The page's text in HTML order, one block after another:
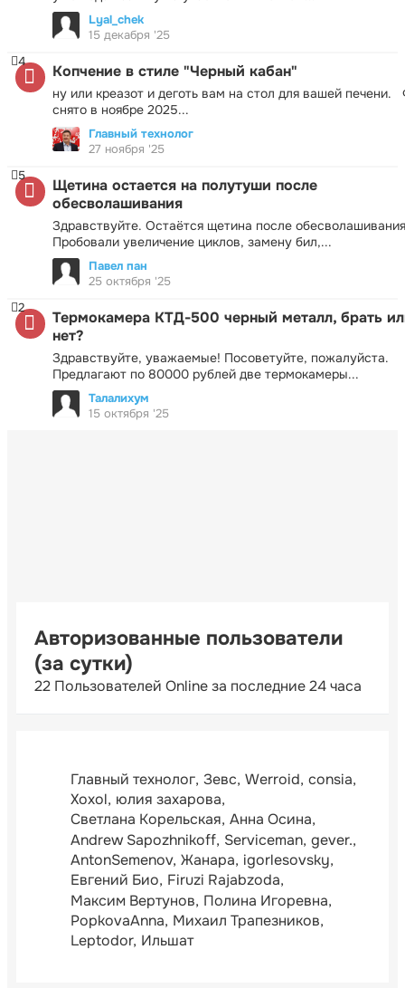
Lyal_chek
15 декабря '25
Копчение в стиле "Черный кабан"
ну или креазот и деготь вам на стол для вашей печени.
снято в ноябре 2025...
4
Главный технолог
27 ноября '25
Щетина остается на полутуши после
обесволашивания
Здравствуйте. Остаётся щетина после
Пробовали увеличение циклов, замену бил,...
5
Павел пан
25 октября '25
Термокамера КТД-500 черный металл, брать
нет?
Здравствуйте, уважаемые! Посоветуйте, пожалуйста.
Предлагают по 80000 рублей две термокамеры...
2
Талалихум
15 октября '25
Авторизованные пользователи
(за сутки)
22 Пользователей Online за последние 24 часа
Главный технолог Зевс Werroid consia
Xoxol юлия захарова
Светлана Корельская Анна Осина
Andrew Sapozhnikoff Serviceman gever.
AntonSemenov Жанара igorlesovsky
Евгений Био Firuzi Rajabzoda
Максим Вертунов Полина Игоревна
PopkovaAnna Михаил Трапезников
Leptodor Ильшат